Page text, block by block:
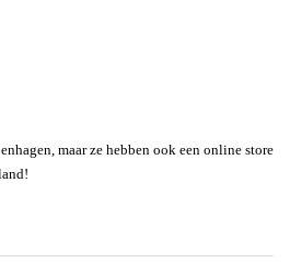
maar ze hebben ook een online store